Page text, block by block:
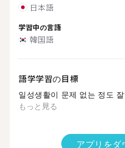
日本語
学習中の言語
韓国語
語学学習の目標
일성생활이 문제 없는 정도
もっと見る
アプリをダ